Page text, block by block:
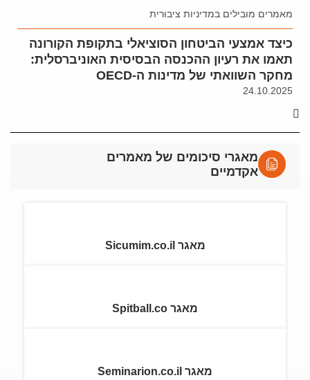
מאמרים מובילים במדיניות ציבורית
כיצד אמצעי הביטחון הסוציאלי בתקופת הקורונה
תאמו את רעיון ההכנסה הבסיסית האוניברסלית:
מחקר השוואתי של מדינות ה-OECD
24.10.2025
מאגרי סיכומים של מאמרים
אקדמיים
מאגר Sicumim.co.il
מאגר Spitball.co
מאגר Seminarion.co.il